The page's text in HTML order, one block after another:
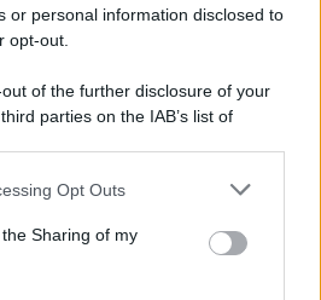
or personal information disclosed to
opt-out.
of the further disclosure of your
parties on the IAB’s list of
be disclosed by us to third parties
parties.
app uses one or more Google
Opt Outs
Sharing of my